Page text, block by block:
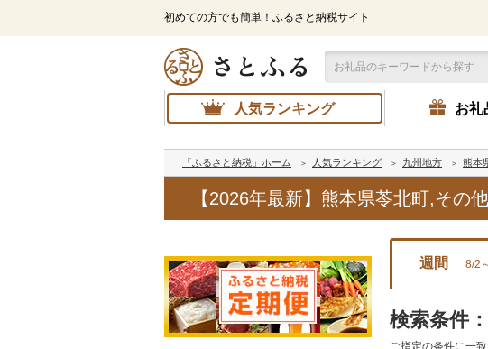
初めての方でも簡単！ふるさと納税サイト
人気ランキング お礼
「ふるさと納税」ホーム 人気ランキング 九州地方 熊本
【2026年最新】熊本県苓北町,その
週間 8/2
検索条件：
ご指定の条件に一